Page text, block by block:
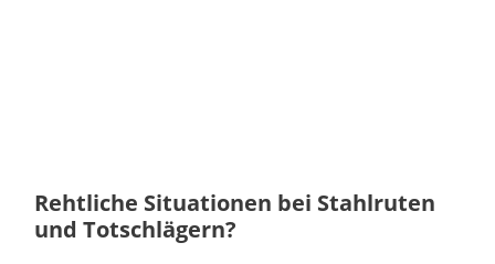
Rehtliche Situationen bei Stahlruten
und Totschlägern?